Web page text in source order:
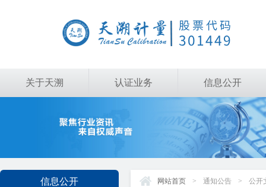
关于天溯 认证业务 信息公开
信息公开 网站首页 > 通知公告 > 公开